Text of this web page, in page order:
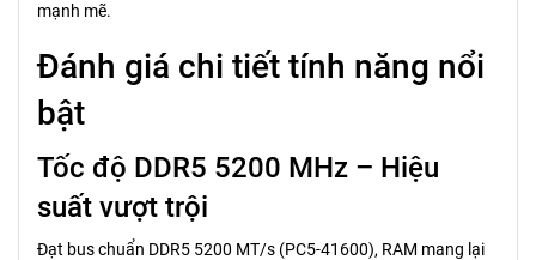
mạnh mẽ.
Đánh giá chi tiết tính năng nổi
bật
Tốc độ DDR5 5200 MHz – Hiệu
suất vượt trội
Đạt bus chuẩn DDR5 5200 MT/s (PC5-41600), RAM mang lại